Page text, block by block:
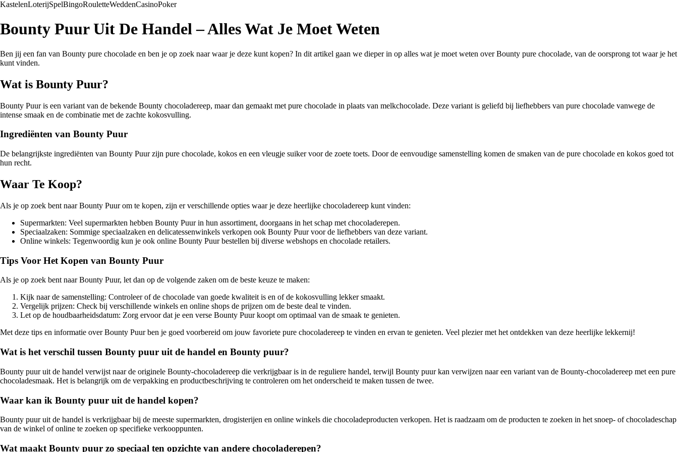
KastelenLoterijSpelBingoRouletteWeddenCasinoPoker
Bounty Puur Uit De Handel – Alles Wat Je Moet Weten
Ben jij een fan van Bounty pure chocolade en ben je op zoek naar waar je deze kunt kopen? In dit artikel gaan we dieper in op alles wat je moet weten over Bounty pure chocolade, van de oorsprong tot waar je het
kunt vinden.
Wat is Bounty Puur?
Bounty Puur is een variant van de bekende Bounty chocoladereep, maar dan gemaakt met pure chocolade in plaats van melkchocolade. Deze variant is geliefd bij liefhebbers van pure chocolade vanwege de
intense smaak en de combinatie met de zachte kokosvulling.
Ingrediënten van Bounty Puur
De belangrijkste ingrediënten van Bounty Puur zijn pure chocolade, kokos en een vleugje suiker voor de zoete toets. Door de eenvoudige samenstelling komen de smaken van de pure chocolade en kokos goed tot
hun recht.
Waar Te Koop?
Als je op zoek bent naar Bounty Puur om te kopen, zijn er verschillende opties waar je deze heerlijke chocoladereep kunt vinden:
Supermarkten: Veel supermarkten hebben Bounty Puur in hun assortiment, doorgaans in het schap met chocoladerepen.
Speciaalzaken: Sommige speciaalzaken en delicatessenwinkels verkopen ook Bounty Puur voor de liefhebbers van deze variant.
Online winkels: Tegenwoordig kun je ook online Bounty Puur bestellen bij diverse webshops en chocolade retailers.
Tips Voor Het Kopen van Bounty Puur
Als je op zoek bent naar Bounty Puur, let dan op de volgende zaken om de beste keuze te maken:
Kijk naar de samenstelling: Controleer of de chocolade van goede kwaliteit is en of de kokosvulling lekker smaakt.
Vergelijk prijzen: Check bij verschillende winkels en online shops de prijzen om de beste deal te vinden.
Let op de houdbaarheidsdatum: Zorg ervoor dat je een verse Bounty Puur koopt om optimaal van de smaak te genieten.
Met deze tips en informatie over Bounty Puur ben je goed voorbereid om jouw favoriete pure chocoladereep te vinden en ervan te genieten. Veel plezier met het ontdekken van deze heerlijke lekkernij!
Wat is het verschil tussen Bounty puur uit de handel en Bounty puur?
Bounty puur uit de handel verwijst naar de originele Bounty-chocoladereep die verkrijgbaar is in de reguliere handel, terwijl Bounty puur kan verwijzen naar een variant van de Bounty-chocoladereep met een pure
chocoladesmaak. Het is belangrijk om de verpakking en productbeschrijving te controleren om het onderscheid te maken tussen de twee.
Waar kan ik Bounty puur uit de handel kopen?
Bounty puur uit de handel is verkrijgbaar bij de meeste supermarkten, drogisterijen en online winkels die chocoladeproducten verkopen. Het is raadzaam om de producten te zoeken in het snoep- of chocoladeschap
van de winkel of online te zoeken op specifieke verkooppunten.
Wat maakt Bounty puur zo speciaal ten opzichte van andere chocoladerepen?